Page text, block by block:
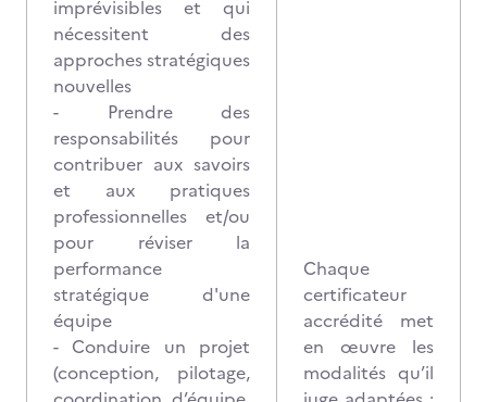
imprévisibles et qui
nécessitent des
approches stratégiques
nouvelles
- Prendre des
responsabilités pour
contribuer aux savoirs
et aux pratiques
professionnelles et/ou
pour réviser la
performance
stratégique d'une
équipe
- Conduire un projet
(conception, pilotage,
Chaque
certificateur
accrédité met
en œuvre les
modalités qu’il